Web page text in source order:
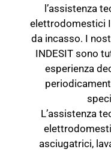
l’assistenza
elettrodomestici
da incasso. I
INDESIT sono
esperienza
L’assistenza
asciugatrici,